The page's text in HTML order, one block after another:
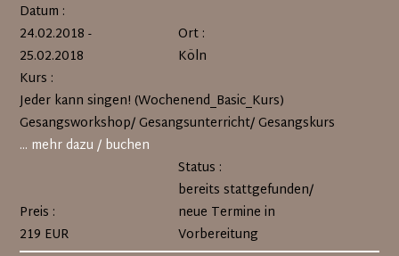
Datum :
24.02.2018 -
25.02.2018
Ort :
Köln
Kurs :
Jeder kann singen! (Wochenend_Basic_Kurs)
Gesangsworkshop/ Gesangsunterricht/ Gesangskurs
... mehr dazu / buchen
Preis :
219 EUR
Status :
bereits stattgefunden/
neue Termine in
Vorbereitung